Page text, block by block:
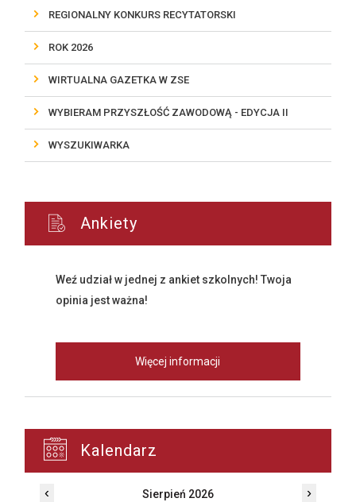
REGIONALNY KONKURS RECYTATORSKI
ROK 2026
WIRTUALNA GAZETKA W ZSE
WYBIERAM PRZYSZŁOŚĆ ZAWODOWĄ - EDYCJA II
WYSZUKIWARKA
Ankiety
Weź udział w jednej z ankiet szkolnych! Twoja
opinia jest ważna!
Więcej informacji
Kalendarz
‹ Sierpień 2026 ›